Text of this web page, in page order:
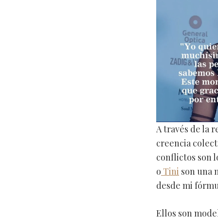
A través de la
creencia
conflictos son
o Tini son una
desde mi
Ellos son